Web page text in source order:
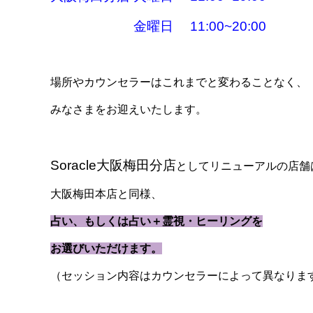
金曜日 11:00~20:00
場所やカウンセラーはこれまでと変わることなく、
みなさまをお迎えいたします。
Soracle大阪梅田分店としてリニューアルの店舗
大阪梅田本店と同様、
占い、もしくは占い＋霊視・ヒーリングを
お選びいただけます。
（セッション内容はカウンセラーによって異なりま